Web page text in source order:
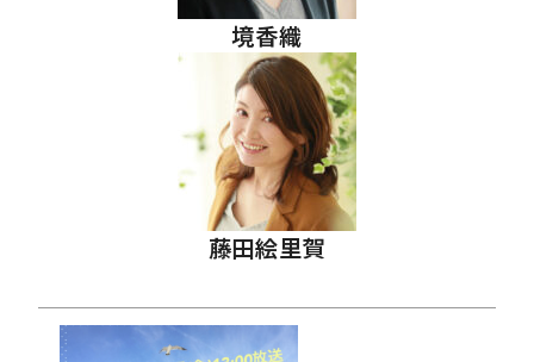
境香織
藤田絵里賀